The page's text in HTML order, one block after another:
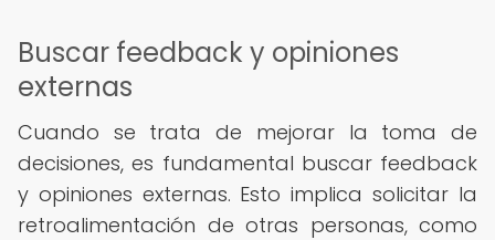
Buscar feedback y opiniones
externas
Cuando se trata de mejorar la toma de
decisiones, es fundamental buscar feedback
y opiniones externas. Esto implica solicitar la
retroalimentación de otras personas, como